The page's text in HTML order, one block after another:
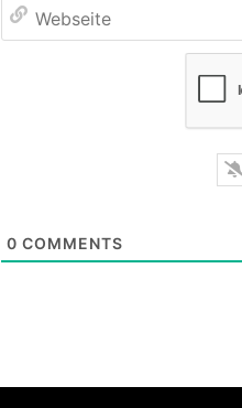
0 COMMENTS